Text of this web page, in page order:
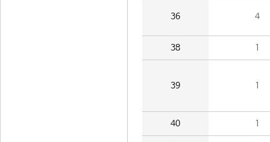
36 4
38 1
39 1
40 1